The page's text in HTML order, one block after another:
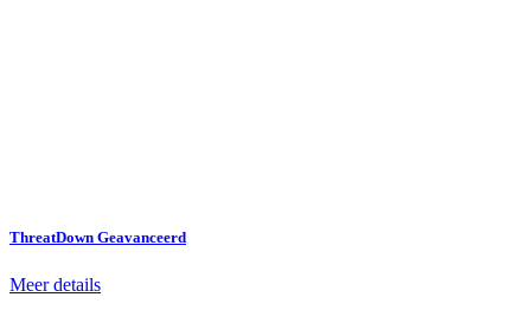
ThreatDown Geavanceerd
Meer details